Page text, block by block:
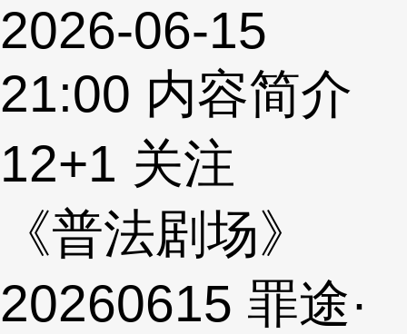
2026-06-15
21:00 内容简介
12+1 关注
《普法剧场》
20260615 罪途·